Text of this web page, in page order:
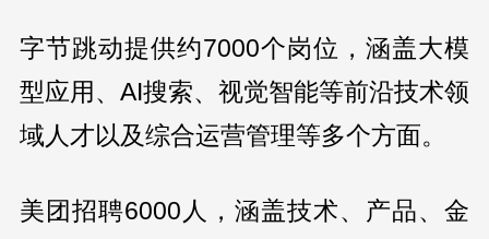
字节跳动提供约7000个岗位，涵盖大模
型应用、AI搜索、视觉智能等前沿技术领
域人才以及综合运营管理等多个方面。
美团招聘6000人，涵盖技术、产品、金